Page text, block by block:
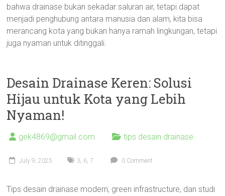
bahwa drainase bukan sekadar saluran air, tetapi dapat
menjadi penghubung antara manusia dan alam, kita bisa
merancang kota yang bukan hanya ramah lingkungan, tetapi
juga nyaman untuk ditinggali.
Desain Drainase Keren: Solusi
Hijau untuk Kota yang Lebih
Nyaman!
gek4869@gmail.com tips desain drainase
July 9, 2025 3, 6,7 0 Comment
Tips desain drainase modern, green infrastructure, dan studi